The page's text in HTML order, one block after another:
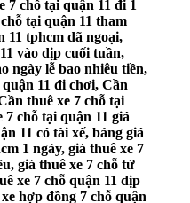
7 chỗ tại quận 11 đi 1
tại quận 11 tham
11 tphcm dã ngoại,
vào dịp cuối tuần,
ngày lễ bao nhiêu tiền,
quận 11 đi chơi, Cần
thuê xe 7 chỗ tại
7 chỗ tại quận 11 giá
11 có tài xế, bảng giá
1 ngày, giá thuê xe 7
giá thuê xe 7 chỗ từ
xe 7 chỗ quận 11 dịp
hợp đồng 7 chỗ quận